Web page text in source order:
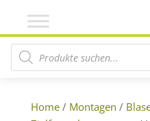
Products search
Home/ Montagen /